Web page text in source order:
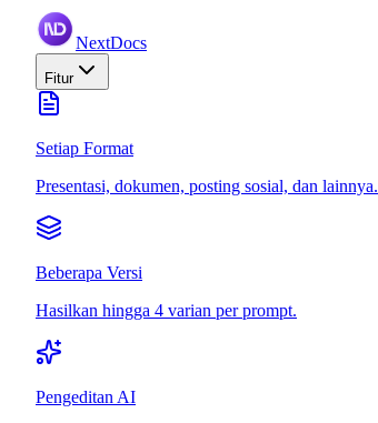
NextDocs
Fitur
Setiap Format
Presentasi, dokumen, posting sosial, dan lainnya.
Beberapa Versi
Hasilkan hingga 4 varian per prompt.
Pengeditan AI